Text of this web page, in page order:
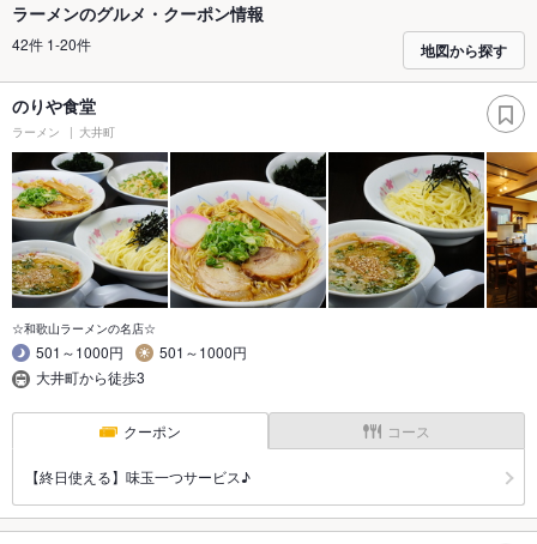
ラーメンのグルメ・クーポン情報
42件 1-20件 地図から探す
のりや食堂
ラーメン 大井町
☆和歌山ラーメンの名店☆
501～1000円
501～1000円
大井町から徒歩3
クーポン コース
【終日使える】味玉一つサービス♪